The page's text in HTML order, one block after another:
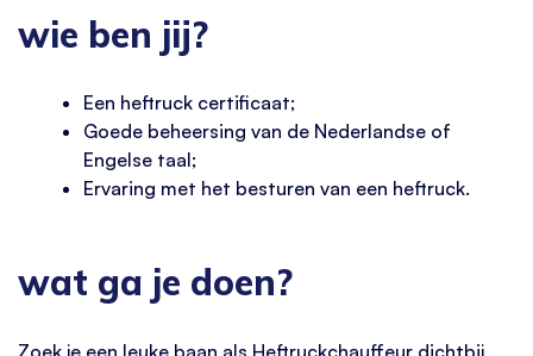
wie ben jij?
Een heftruck certificaat;
Goede beheersing van de Nederlandse of
Engelse taal;
Ervaring met het besturen van een heftruck.
wat ga je doen?
Zoek je een leuke baan als Heftruckchauffeur dichtbij